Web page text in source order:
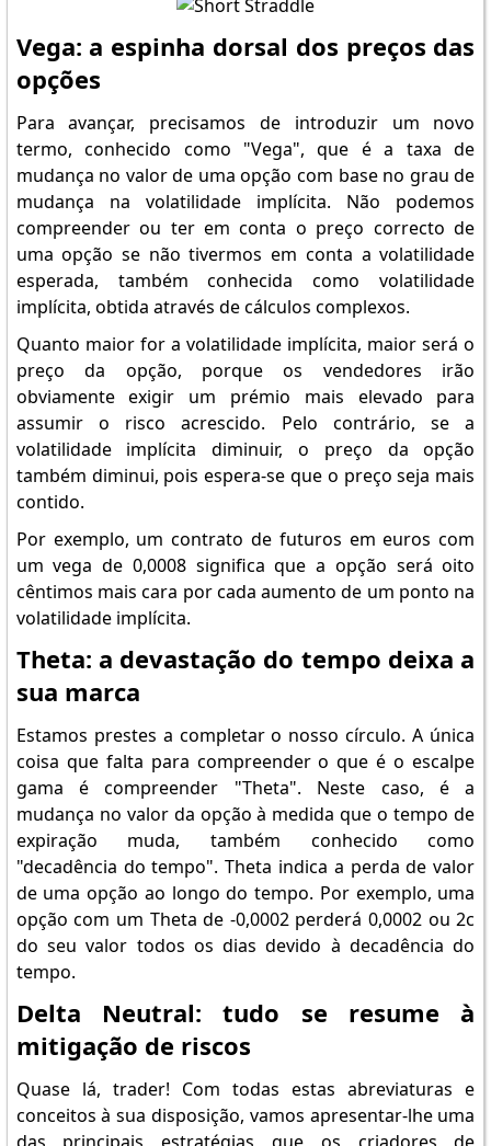
Vega: a espinha dorsal dos preços das
opções
Para avançar, precisamos de introduzir um novo
termo, conhecido como "Vega", que é a taxa de
mudança no valor de uma opção com base no grau de
mudança na volatilidade implícita. Não podemos
compreender ou ter em conta o preço correcto de
uma opção se não tivermos em conta a volatilidade
esperada, também conhecida como volatilidade
implícita, obtida através de cálculos complexos.
Quanto maior for a volatilidade implícita, maior será o
preço da opção, porque os vendedores irão
obviamente exigir um prémio mais elevado para
assumir o risco acrescido. Pelo contrário, se a
volatilidade implícita diminuir, o preço da opção
também diminui, pois espera-se que o preço seja mais
contido.
Por exemplo, um contrato de futuros em euros com
um vega de 0,0008 significa que a opção será oito
cêntimos mais cara por cada aumento de um ponto na
volatilidade implícita.
Theta: a devastação do tempo deixa a
sua marca
Estamos prestes a completar o nosso círculo. A única
coisa que falta para compreender o que é o escalpe
gama é compreender "Theta". Neste caso, é a
mudança no valor da opção à medida que o tempo de
expiração muda, também conhecido como
"decadência do tempo". Theta indica a perda de valor
de uma opção ao longo do tempo. Por exemplo, uma
opção com um Theta de -0,0002 perderá 0,0002 ou 2c
do seu valor todos os dias devido à decadência do
tempo.
Delta Neutral: tudo se resume à
mitigação de riscos
Quase lá, trader! Com todas estas abreviaturas e
conceitos à sua disposição, vamos apresentar-lhe uma